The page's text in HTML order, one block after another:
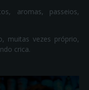
aromas, passeios,
muitas vezes próprio,
crica.